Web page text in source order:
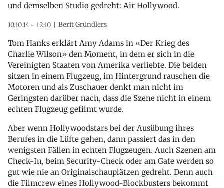
und demselben Studio gedreht: Air Hollywood.
10.10.14 - 12:10 Berit Gründlers
Tom Hanks erklärt Amy Adams in «Der Krieg des
Charlie Wilson» den Moment, in dem er sich in die
Vereinigten Staaten von Amerika verliebte. Die beiden
sitzen in einem Flugzeug, im Hintergrund rauschen die
Motoren und als Zuschauer denkt man nicht im
Geringsten darüber nach, dass die Szene nicht in einem
echten Flugzeug gefilmt wurde.
Aber wenn Hollywoodstars bei der Ausübung ihres
Berufes in die Lüfte gehen, dann passiert das in den
wenigsten Fällen in echten Flugzeugen. Auch Szenen am
Check-In, beim Security-Check oder am Gate werden so
gut wie nie an Originalschauplätzen gedreht. Denn auch
die Filmcrew eines Hollywood-Blockbusters bekommt